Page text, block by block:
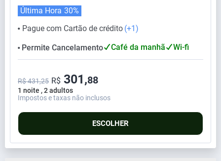
⬤ Pague com Cartão de crédito (+1)
Última Hora 30%
⬤ Permite Cancelamento Café da manhã Wi-fi
1 noite , 2 adultos
R$ 431,25 R$ 301,88
Impostos e taxas não inclusos
ESCOLHER